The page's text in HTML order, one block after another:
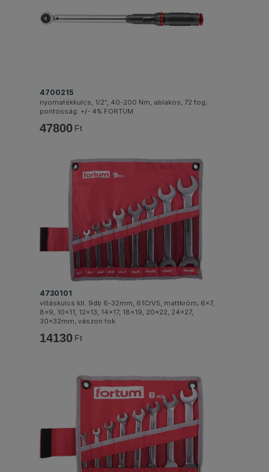
4700215
nyomatékkulcs, 1/2", 40-200 Nm, ablakos, 72 fog;
pontosság: +/- 4% FORTUM
47800 Ft
4730101
villáskulcs klt. 9db 6-32mm, 61CrV5, mattkróm; 6×7,
8×9, 10×11, 12×13, 14×17, 18×19, 20×22, 24×27,
30×32mm, vászon tok
14130 Ft